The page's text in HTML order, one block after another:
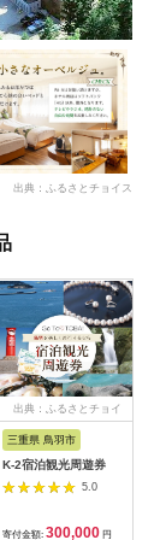
出典：ふるさとチョイス
出典：ふるさとチョイ
三重県 鳥羽市
K-2宿泊観光周遊券
5.0
寄付金額: 300,000 円